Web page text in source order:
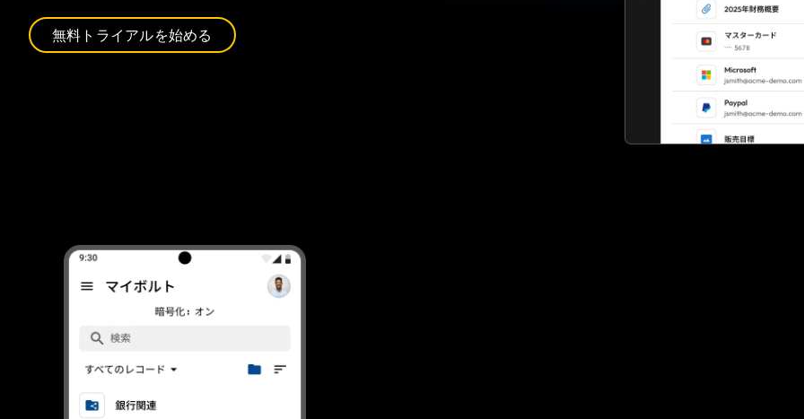
無料トライアルを始める